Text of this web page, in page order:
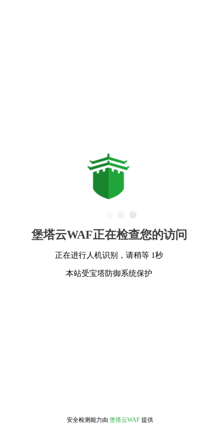
堡塔云WAF正在检查您的访问
正在进行人机识别，请稍等 1秒
本站受宝塔防御系统保护
安全检测能力由 堡塔云WAF 提供